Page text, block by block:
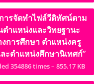
ารจัดทำไฟล์วีดิทัศน์ตาม
ำแหน่งและวิทยฐานะ
การศึกษา ตำแหน่งครู
ะตำแหน่งศึกษานิเทศก์”
354886 times – 855.17 KB